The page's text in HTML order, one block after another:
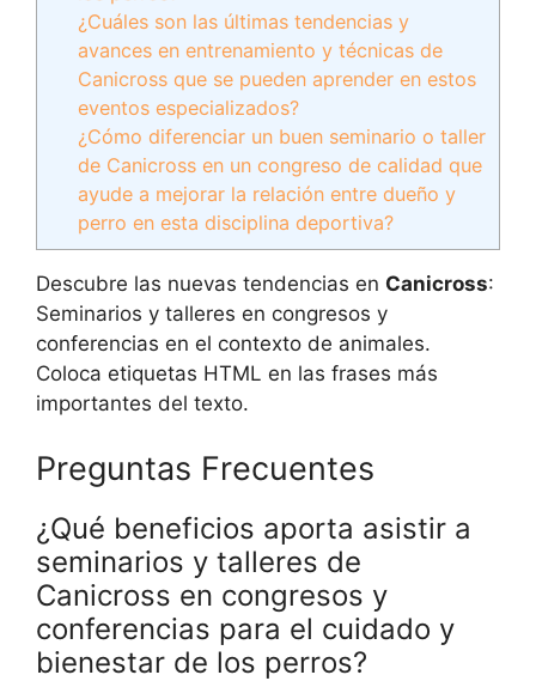
¿Cuáles son las últimas tendencias y
avances en entrenamiento y técnicas de
Canicross que se pueden aprender en estos
eventos especializados?
¿Cómo diferenciar un buen seminario o taller
de Canicross en un congreso de calidad que
ayude a mejorar la relación entre dueño y
perro en esta disciplina deportiva?
Descubre las nuevas tendencias en Canicross:
Seminarios y talleres en congresos y
conferencias en el contexto de animales.
Coloca etiquetas HTML en las frases más
importantes del texto.
Preguntas Frecuentes
¿Qué beneficios aporta asistir a
seminarios y talleres de
Canicross en congresos y
conferencias para el cuidado y
bienestar de los perros?